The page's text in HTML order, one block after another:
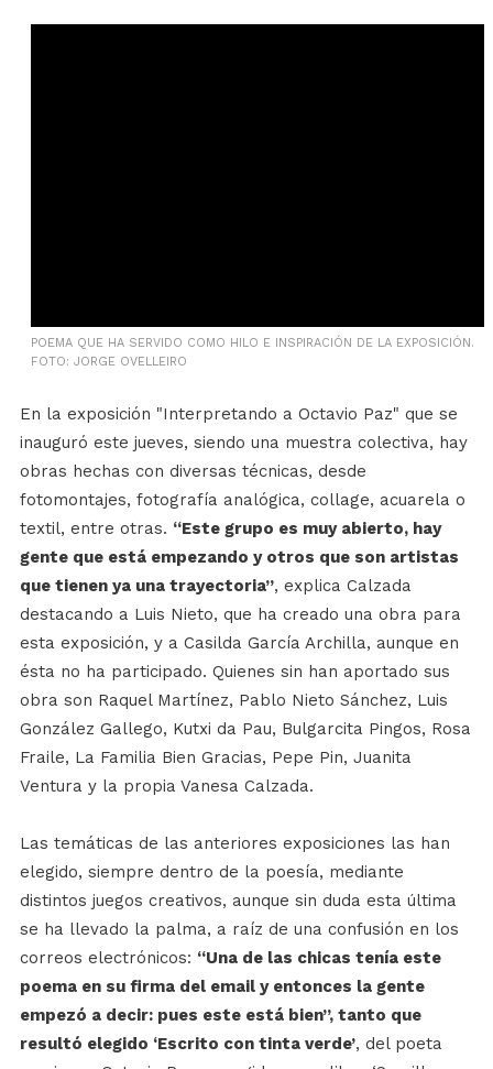
POEMA QUE HA SERVIDO COMO HILO E INSPIRACIÓN DE LA EXPOSICIÓN.
FOTO: JORGE OVELLEIRO
En la exposición "Interpretando a Octavio Paz" que se
inauguró este jueves, siendo una muestra colectiva, hay
obras hechas con diversas técnicas, desde
fotomontajes, fotografía analógica, collage, acuarela o
textil, entre otras. “Este grupo es muy abierto, hay
gente que está empezando y otros que son artistas
que tienen ya una trayectoria”, explica Calzada
destacando a Luis Nieto, que ha creado una obra para
esta exposición, y a Casilda García Archilla, aunque en
ésta no ha participado. Quienes sin han aportado sus
obra son Raquel Martínez, Pablo Nieto Sánchez, Luis
González Gallego, Kutxi da Pau, Bulgarcita Pingos, Rosa
Fraile, La Familia Bien Gracias, Pepe Pin, Juanita
Ventura y la propia Vanesa Calzada.
Las temáticas de las anteriores exposiciones las han
elegido, siempre dentro de la poesía, mediante
distintos juegos creativos, aunque sin duda esta última
se ha llevado la palma, a raíz de una confusión en los
correos electrónicos: “Una de las chicas tenía este
poema en su firma del email y entonces la gente
empezó a decir: pues este está bien”, tanto que
resultó elegido ‘Escrito con tinta verde’, del poeta